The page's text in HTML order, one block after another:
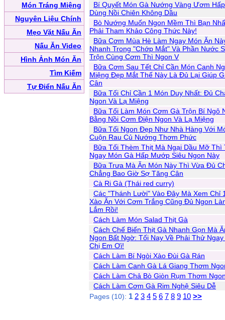
Món Tráng Miệng
Nguyên Liệu Chính
Mẹo Vặt Nấu Ăn
Nấu Ăn Video
Hình Ảnh Món Ăn
Tìm Kiếm
Tự Điển Nấu Ăn
Bí Quyết Món Gà Nướng Vàng Ươm
Dùng Nồi Chiên Không Dầu
Bò Nướng Muốn Ngon Mềm Thì Bạn
Phải Tham Khảo Công Thức Này!
Bữa Cơm Mùa Hè Làm Ngay Món Ăn
Nhanh Trong "Chớp Mắt" Và Phần Nước
Trộn Cùng Cơm Thì Ngon V
Bữa Cơm Sau Tết Chỉ Cần Món Canh
Miệng Đẹp Mắt Thế Này Là Đủ Lại Giúp
Cân
Bữa Tối Chỉ Cần 1 Món Duy Nhất: Đủ
Ngon Và Lạ Miệng
Bữa Tối Làm Món Cơm Gà Trộn Bí Ngô
Bằng Nồi Cơm Điện Ngon Và Lạ Miệng
Bữa Tối Ngon Đẹp Như Nhà Hàng Với
Cuộn Rau Củ Nướng Thơm Phức
Bữa Tối Thèm Thịt Mà Ngại Dầu Mỡ Thì
Ngay Món Gà Hấp Mướp Siêu Ngon Này
Bữa Trưa Mà Ăn Món Này Thì Vừa Đủ
Chẳng Bao Giờ Sợ Tăng Cân
Cà Ri Gà (Thái red curry)
Các "Thánh Lười" Vào Đây Mà Xem Chỉ
Xào Ăn Với Cơm Trắng Cũng Đủ Ngon
Lắm Rồi!
Cách Làm Món Salad Thịt Gà
Cách Chế Biến Thịt Gà Nhanh Gọn Mà
Ngon Bất Ngờ: Tối Nay Về Phải Thử
Chị Em Ơi!
Cách Làm Bí Ngòi Xào Đùi Gà Rán
Cách Làm Canh Gà Lá Giang Thơm
Cách Làm Chả Bò Giòn Rụm Thơm
Cách Làm Cơm Gà Rim Nghệ Siêu Dễ
Pages (10): 1 2 3 4 5 6 7 8 9 10 >>